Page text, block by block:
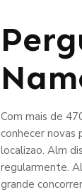
Com mais de
conhecer novas
localizao. Alm
regularmente.
grande